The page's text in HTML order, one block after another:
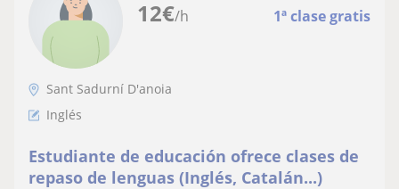
12€/h 1ª clase gratis
Sant Sadurní D'anoia
Inglés
Estudiante de educación ofrece clases de
repaso de lenguas (Inglés, Catalán...)